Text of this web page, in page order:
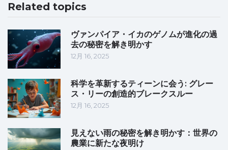
Related topics
ヴァンパイア・イカのゲノムが進化の過
去の秘密を解き明かす
12月 16, 2025
科学を革新するティーンに会う: グレー
ス・リーの創造的ブレークスルー
12月 16, 2025
見えない雨の秘密を解き明かす：世界の
農業に新たな夜明け